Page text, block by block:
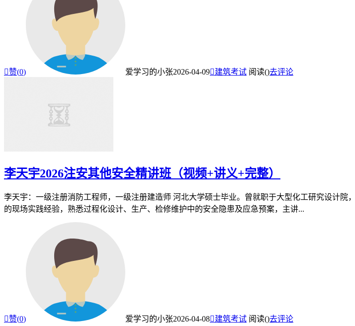
赞(0) 爱学习的小张2026-04-09建筑考试 阅读()去评论
李天宇2026注安其他安全精讲班（视频+讲义+完整）
李天宇：一级注册消防工程师，一级注册建造师 河北大学硕士毕业。曾就职于大型化工研究设计
的现场实践经验，熟悉过程化设计、生产、检修维护中的安全隐患及应急预案，主讲...
赞(0) 爱学习的小张2026-04-08建筑考试 阅读()去评论